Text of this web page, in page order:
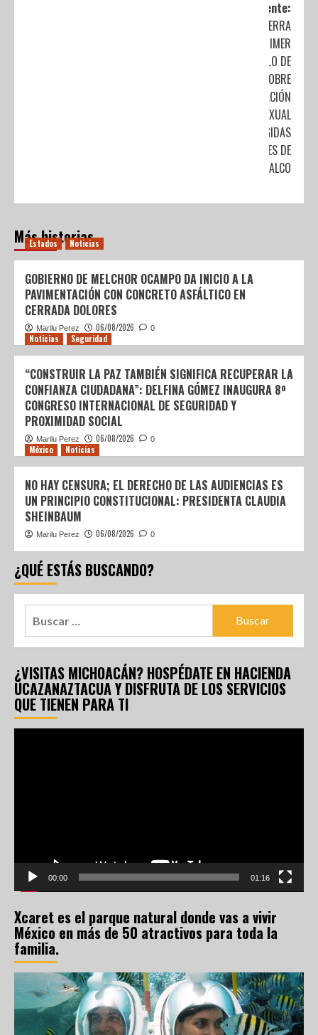
Siguiente:
CIERRA
IMJUVEC PRIMER
CICLO DE
PLÁTICAS SOBRE
EDUCACIÓN
SEXUAL
DIRIGIDAS
A JÓVENES DE
COACALCO
Más historias
Estados Noticias
GOBIERNO DE MELCHOR OCAMPO DA INICIO A LA
PAVIMENTACIÓN CON CONCRETO ASFÁLTICO EN
CERRADA DOLORES
Marilu Perez 06/08/2026 0
Noticias Seguridad
“CONSTRUIR LA PAZ TAMBIÉN SIGNIFICA RECUPERAR LA
CONFIANZA CIUDADANA”: DELFINA GÓMEZ INAUGURA 8º
CONGRESO INTERNACIONAL DE SEGURIDAD Y
PROXIMIDAD SOCIAL
Marilu Perez 06/08/2026 0
México Noticias
NO HAY CENSURA; EL DERECHO DE LAS AUDIENCIAS ES
UN PRINCIPIO CONSTITUCIONAL: PRESIDENTA CLAUDIA
SHEINBAUM
Marilu Perez 06/08/2026 0
¿QUÉ ESTÁS BUSCANDO?
¿VISITAS MICHOACÁN? HOSPÉDATE EN HACIENDA
UCAZANAZTACUA Y DISFRUTA DE LOS SERVICIOS
QUE TIENEN PARA TI
00:00 01:16
Xcaret es el parque natural donde vas a vivir
México en más de 50 atractivos para toda la
familia.